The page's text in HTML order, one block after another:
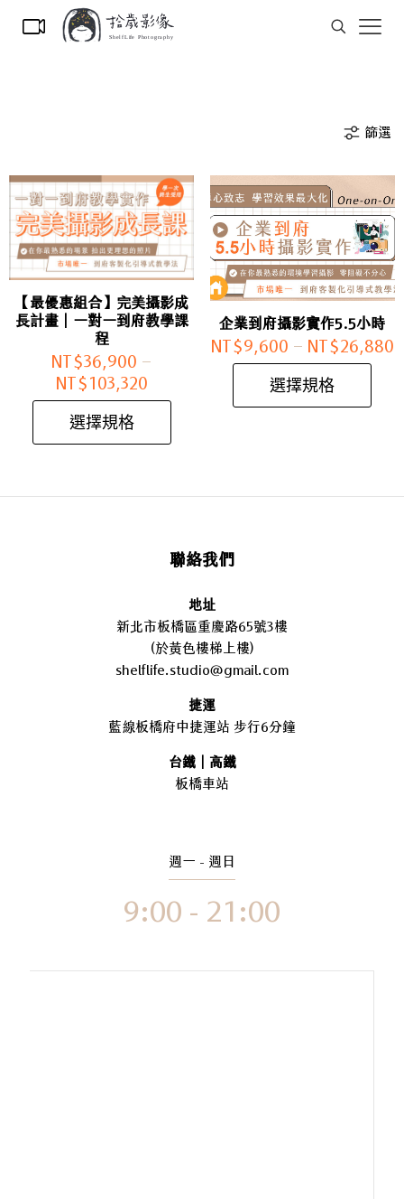
篩選
【最優惠組合】完美攝影成
長計畫｜一對一到府教學課
程
NT$36,900 –
NT$ 103,320
選擇規格
企業到府攝影實作5.5小時
NT$9,600 – NT$26,880
選擇規格
聯絡我們
地址
新北市板橋區重慶路65號3樓
(於黃色樓梯上樓)
shelflife.studio@gmail.com
捷運
藍線板橋府中捷運站 步行6分鐘
台鐵｜高鐵
板橋車站
週一 - 週日
9:00 - 21:00